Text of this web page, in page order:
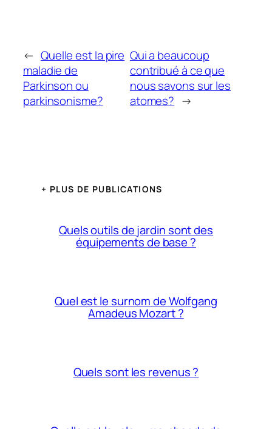
← Quelle est la pire
maladie de
Parkinson ou
parkinsonisme?
Qui a beaucoup
contribué à ce que
nous savons sur les
atomes? →
+ PLUS DE PUBLICATIONS
Quels outils de jardin sont des
équipements de base ?
Quel est le surnom de Wolfgang
Amadeus Mozart ?
Quels sont les revenus ?